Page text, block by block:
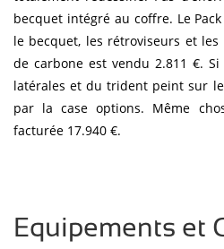
becquet intégré au coffre. Le
le becquet, les rétroviseurs et
de carbone est vendu 2.811 €.
latérales et du trident peint sur
par la case options. Même
facturée 17.940 €.
Equipements et